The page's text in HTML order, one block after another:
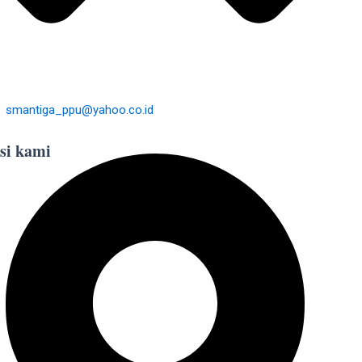
smantiga_ppu@yahoo.co.id
kami